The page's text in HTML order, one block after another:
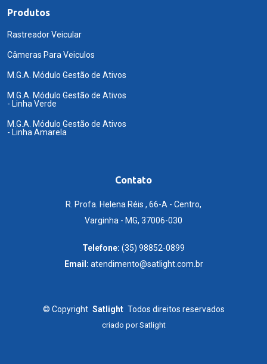
Produtos
Rastreador Veicular
Câmeras Para Veiculos
M.G.A. Módulo Gestão de Ativos
M.G.A. Módulo Gestão de Ativos
- Linha Verde
M.G.A. Módulo Gestão de Ativos
- Linha Amarela
Contato
R. Profa. Helena Réis , 66-A - Centro,
Varginha - MG, 37006-030
Telefone: (35) 98852-0899
Email: atendimento@satlight.com.br
© Copyright Satlight Todos direitos reservados
criado porSatlight